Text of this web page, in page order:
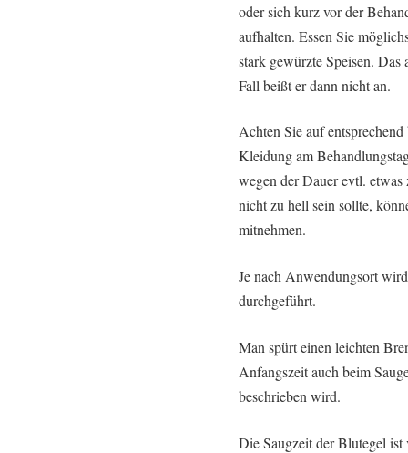
oder sich kurz vor der
aufhalten. Essen Sie
stark gewürzte Speisen.
Fall beißt er dann nicht an.
Achten Sie auf
Kleidung am
wegen der Dauer evtl.
nicht zu hell sein sollte,
mitnehmen.
Je nach Anwendungsort
durchgeführt.
Man spürt einen leichten
Anfangszeit auch beim
beschrieben wird.
Die Saugzeit der Blutegel